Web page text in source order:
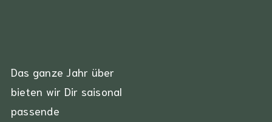
Das ganze Jahr über
bieten wir Dir saisonal
passende